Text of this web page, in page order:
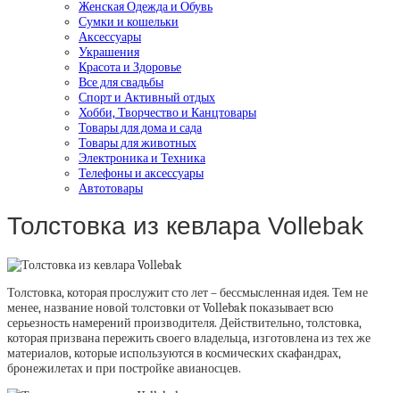
Женская Одежда и Обувь
Сумки и кошельки
Аксессуары
Украшения
Красота и Здоровье
Все для свадьбы
Спорт и Активный отдых
Хобби, Творчество и Канцтовары
Товары для дома и сада
Товары для животных
Электроника и Техника
Телефоны и аксессуары
Автотовары
Толстовка из кевлара Vollebak
Толстовка, которая прослужит сто лет – бессмысленная идея. Тем не
менее, название новой толстовки от Vollebak показывает всю
серьезность намерений производителя. Действительно, толстовка,
которая призвана пережить своего владельца, изготовлена из тех же
материалов, которые используются в космических скафандрах,
бронежилетах и при постройке авианосцев.